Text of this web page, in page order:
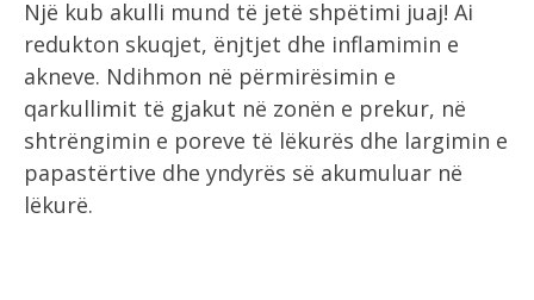
Një kub akulli mund të jetë shpëtimi juaj! Ai
redukton skuqjet, ënjtjet dhe inflamimin e
akneve. Ndihmon në përmirësimin e
qarkullimit të gjakut në zonën e prekur, në
shtrëngimin e poreve të lëkurës dhe largimin e
papastërtive dhe yndyrës së akumuluar në
lëkurë.